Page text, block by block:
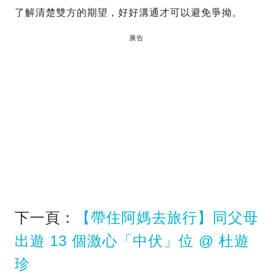
了解清楚雙方的期望，好好溝通才可以避免爭拗。
廣告
下一頁：
【帶住阿媽去旅行】同父母
出遊 13 個激心「中伏」位 @ 杜遊
珍